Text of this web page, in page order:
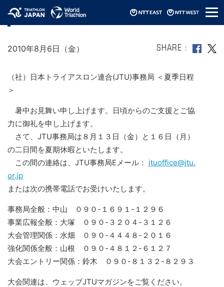
メ
ニ
JTU事務局の夏季日程（お知らせ）
2010年8月6日（金） SHARE
（社）日本トライアスロン連合(JTU)事務局 ＜夏季日程
＞
暑中お見舞い申し上げます。日頃からのご支援とご協
力に御礼を申し上げます。
さて、JTU事務局は８月１３日（金）と１６日（月）
の二日間を夏期休暇といたします。
この間の連絡は、JTU事務局Eメール： jtuoffice@jtu.
or.jp
または次の携帯電話でお受けいたします。
事務局全般：中山 ０９０-１６９１-１２９６
事業広報全般：大塚 ０９０-３２０４-３１２６
大会管理関係：水畑 ０９０-４４４８-２０１６
強化関係全般：山根 ０９０-４８１２-６１２７
大会エントリー関係：鈴木 ０９０-８１３２-８２９３
大会関連は、ウェッブJTUマガジンをご覧ください。